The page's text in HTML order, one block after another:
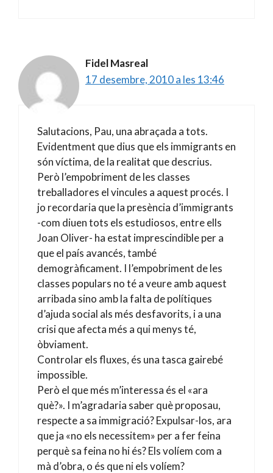
Fidel Masreal
17 desembre, 2010 a les 13:46
Salutacions, Pau, una abraçada a tots.
Evidentment que dius que els immigrants en
són víctima, de la realitat que descrius.
Però l’empobriment de les classes
treballadores el vincules a aquest procés. I
jo recordaria que la presència d’immigrants
-com diuen tots els estudiosos, entre ells
Joan Oliver- ha estat imprescindible per a
que el país avancés, també
demogràficament. I l’empobriment de les
classes populars no té a veure amb aquest
arribada sino amb la falta de polítiques
d’ajuda social als més desfavorits, i a una
crisi que afecta més a qui menys té,
òbviament.
Controlar els fluxes, és una tasca gairebé
impossible.
Però el que més m’interessa és el «ara
què?». I m’agradaria saber què proposau,
respecte a sa immigració? Expulsar-los, ara
que ja «no els necessitem» per a fer feina
perquè sa feina no hi és? Els volíem com a
mà d’obra, o és que ni els volíem?